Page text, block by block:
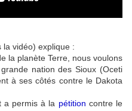
la vidéo) explique :
la planète Terre, nous voulons
nation des Sioux (Oceti
à ses côtés contre le Dakota
a permis à la pétition contre le